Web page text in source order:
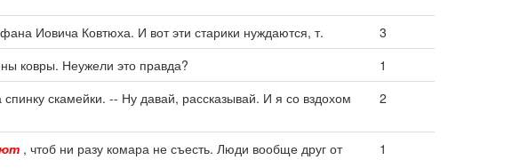
Иовича Ковтюха. И вот эти старики нуждаются, т.
3
ковры. Неужели это правда?
1
спинку скамейки. -- Ну давай, рассказывай. И я со вздохом
2
, чтоб ни разу комара не съесть. Люди вообще друг от
1